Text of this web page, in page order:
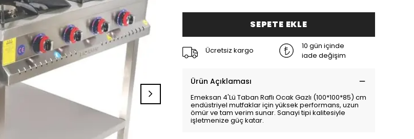
SEPETE EKLE
Ücretsiz kargo
10 gün içinde
iade değişim
Ürün Açıklaması
Emeksan 4'Lü Taban Raflı Ocak Gazlı (100*100*85) cm
endüstriyel mutfaklar için yüksek performans, uzun
ömür ve tam verim sunar. Sanayi tipi kalitesiyle
işletmenize güç katar.